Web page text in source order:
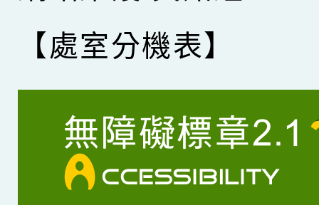
【處室分機表】